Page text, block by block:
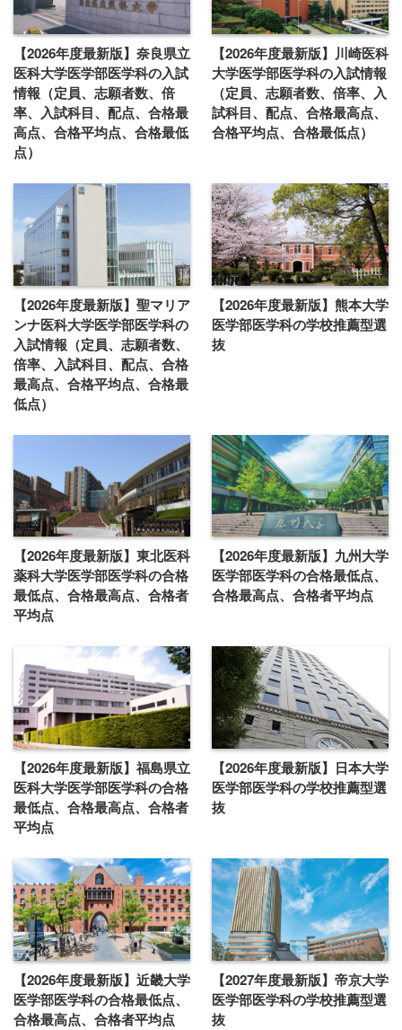
【2026年度最新版】奈良県立
医科大学医学部医学科の入試
情報（定員、志願者数、倍
率、入試科目、配点、合格最
高点、合格平均点、合格最低
点）
【2026年度最新版】川崎医科
大学医学部医学科の入試情報
（定員、志願者数、倍率、入
試科目、配点、合格最高点、
合格平均点、合格最低点）
【2026年度最新版】聖マリア
ンナ医科大学医学部医学科の
入試情報（定員、志願者数、
倍率、入試科目、配点、合格
最高点、合格平均点、合格最
低点）
【2026年度最新版】熊本大学
医学部医学科の学校推薦型選
抜
【2026年度最新版】東北医科
薬科大学医学部医学科の合格
最低点、合格最高点、合格者
平均点
【2026年度最新版】九州大学
医学部医学科の合格最低点、
合格最高点、合格者平均点
【2026年度最新版】福島県立
医科大学医学部医学科の合格
最低点、合格最高点、合格者
平均点
【2026年度最新版】日本大学
医学部医学科の学校推薦型選
抜
【2026年度最新版】近畿大学
医学部医学科の合格最低点、
合格最高点、合格者平均点
【2027年度最新版】帝京大学
医学部医学科の学校推薦型選
抜